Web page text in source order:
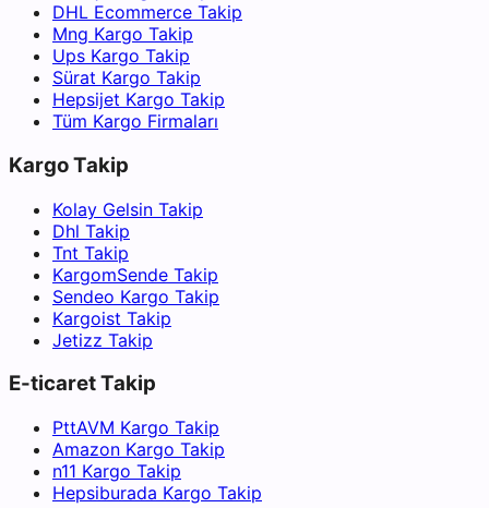
DHL Ecommerce Takip
Mng Kargo Takip
Ups Kargo Takip
Sürat Kargo Takip
Hepsijet Kargo Takip
Tüm Kargo Firmaları
Kargo Takip
Kolay Gelsin Takip
Dhl Takip
Tnt Takip
KargomSende Takip
Sendeo Kargo Takip
Kargoist Takip
Jetizz Takip
E-ticaret Takip
PttAVM Kargo Takip
Amazon Kargo Takip
n11 Kargo Takip
Hepsiburada Kargo Takip